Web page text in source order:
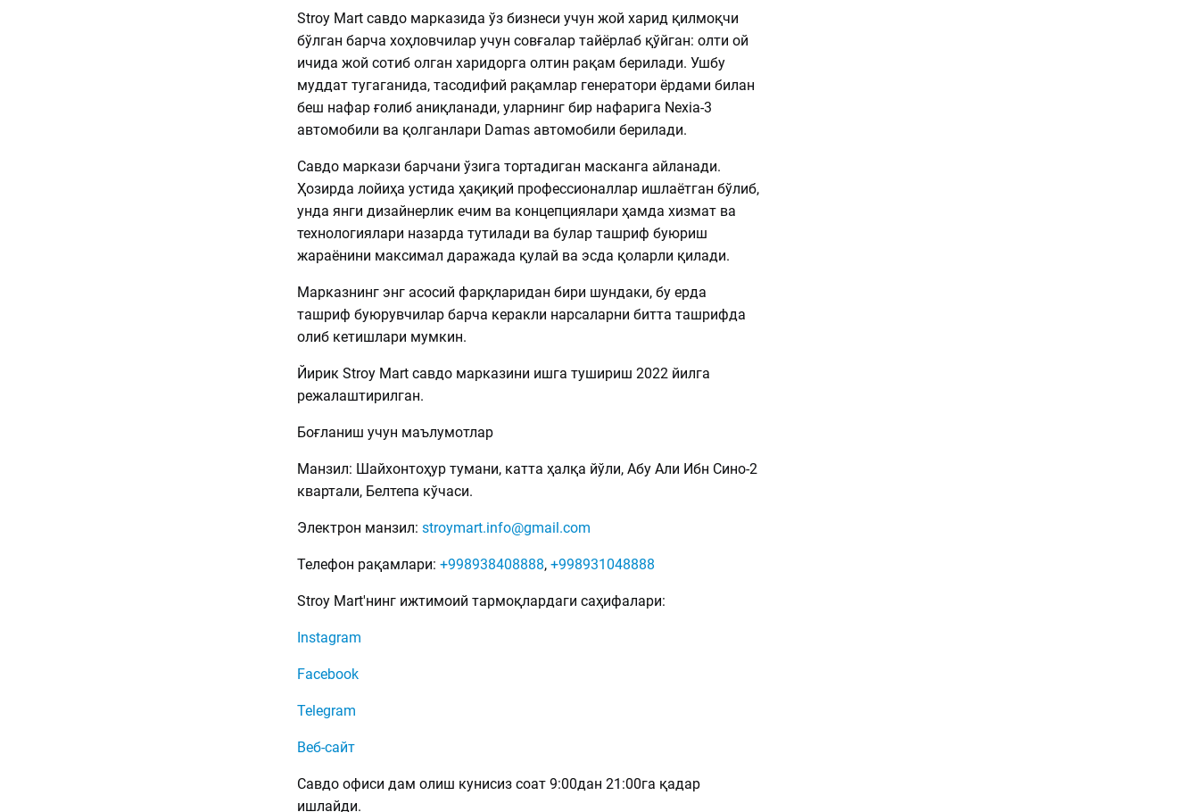
Stroy Mart савдо марказида ўз бизнеси учун жой харид қилмоқчи
бўлган барча хоҳловчилар учун совғалар тайёрлаб қўйган: олти ой
ичида жой сотиб олган харидорга олтин рақам берилади. Ушбу
муддат тугаганида, тасодифий рақамлар генератори ёрдами билан
беш нафар ғолиб аниқланади, уларнинг бир нафарига Nexia-3
автомобили ва қолганлари Damas автомобили берилади.
Савдо маркази барчани ўзига тортадиган масканга айланади.
Ҳозирда лойиҳа устида ҳақиқий профессионаллар ишлаётган бўлиб,
унда янги дизайнерлик ечим ва концепциялари ҳамда хизмат ва
технологиялари назарда тутилади ва булар ташриф буюриш
жараёнини максимал даражада қулай ва эсда қоларли қилади.
Марказнинг энг асосий фарқларидан бири шундаки, бу ерда
ташриф буюрувчилар барча керакли нарсаларни битта ташрифда
олиб кетишлари мумкин.
Йирик Stroy Mart савдо марказини ишга тушириш 2022 йилга
режалаштирилган.
Боғланиш учун маълумотлар
Манзил: Шайхонтоҳур тумани, катта ҳалқа йўли, Абу Али Ибн Сино-2
квартали, Белтепа кўчаси.
Электрон манзил: stroymart.info@gmail.com
Телефон рақамлари: +998938408888, +998931048888
Stroy Mart'нинг ижтимоий тармоқлардаги саҳифалари:
Instagram
Facebook
Telegram
Веб-сайт
Савдо офиси дам олиш кунисиз соат 9:00дан 21:00га қадар
ишлайди.